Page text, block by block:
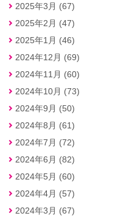
2025年3月 (67)
2025年2月 (47)
2025年1月 (46)
2024年12月 (69)
2024年11月 (60)
2024年10月 (73)
2024年9月 (50)
2024年8月 (61)
2024年7月 (72)
2024年6月 (82)
2024年5月 (60)
2024年4月 (57)
2024年3月 (67)